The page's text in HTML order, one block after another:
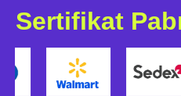
Sertifikat